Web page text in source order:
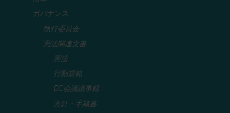
ガバナンス
執行委員会
憲法関連文書
憲法
行動規範
EC会議議事録
方針・手順書